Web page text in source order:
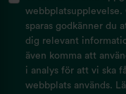
till city. Med cykel
minuter.
sparas godkänner du
dig relevant
även komma att
i analys för att vi ska
webbplats används.